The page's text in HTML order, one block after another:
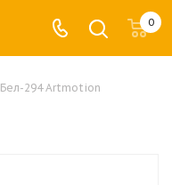
0
Бел-294 Artmotion